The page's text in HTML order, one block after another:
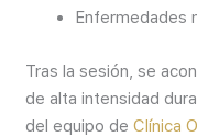
Enfermedades
Tras la sesión, se
de alta intensidad
del equipo deClínica